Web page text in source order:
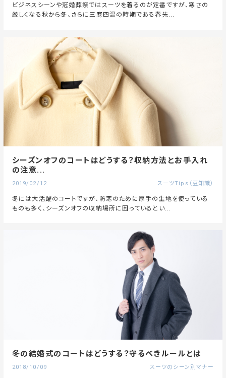
ビジネスシーンや冠婚葬祭ではスーツを着るのが定番ですが、寒さの
厳しくなる秋から冬、さらに三寒四温の時期である春先...
シーズンオフのコートはどうする？収納方法とお手入れ
の注意...
2019/02/12 スーツTips（豆知識）
冬には大活躍のコートですが、防寒のために厚手の生地を使っている
ものも多く、シーズンオフの収納場所に困っているとい...
冬の結婚式のコートはどうする？守るべきルールとは
2018/10/09 スーツのシーン別マナー